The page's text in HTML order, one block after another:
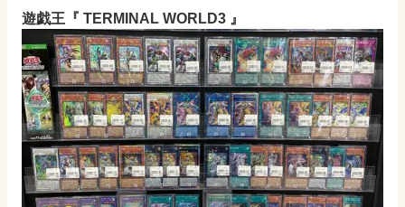
遊戯王『 TERMINAL WORLD3 』